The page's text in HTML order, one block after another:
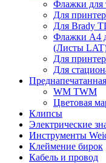
Флажки для
Для
Для Brady
Флажки A4
(Листы
Для
Для
WM TWM
Цветовая
Клипсы
Электрические
Инструменты
Клеймение бирок
Кабель и провод